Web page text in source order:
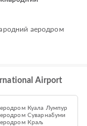
Airport
Куала Лумпур
Суварнабуми
Краљ